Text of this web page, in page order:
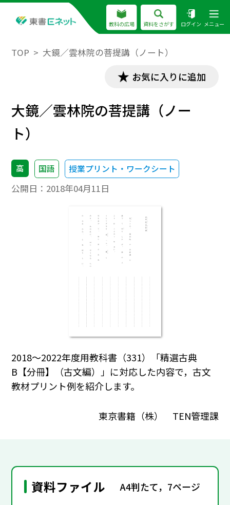
教科の広場 資料をさがす ログイン メニュー
TOP 大鏡／雲林院の菩提講（ノート）
お気に入りに追加
大鏡／雲林院の菩提講（ノー
ト）
高 国語 授業プリント・ワークシート
公開日： 2018年04月11日
2018～2022年度用教科書（331）「精選古典
B【分冊】（古文編）」に対応した内容で，古文
教材プリント例を紹介します。
東京書籍（株） TEN管理課
資料ファイル A4判たて，7ページ